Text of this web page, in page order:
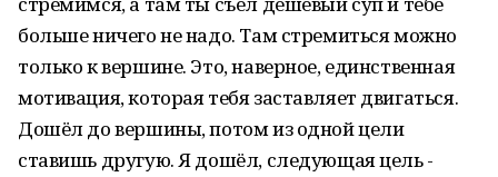
больше ничего не надо. Там стремиться можно
только к вершине. Это, наверное, единственная
мотивация, которая тебя заставляет двигаться.
Дошёл до вершины, потом из одной цели
ставишь другую. Я дошёл, следующая цель -